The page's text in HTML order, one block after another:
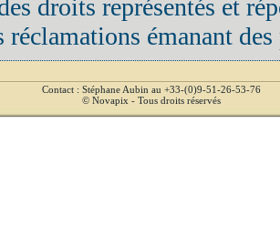
droits représentés et
réclamations émanant
Contact : Stéphane Aubin au +33-(0)9-51-26-53-76
© Novapix - Tous droits réservés